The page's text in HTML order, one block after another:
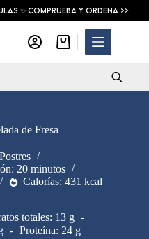
✨ COMPRUEBA Y ORDENA >>
Carro
de
de Fresa
Postres
20 minutos
Calorías: 431 kcal
totales: 13 g
Proteína: 24 g